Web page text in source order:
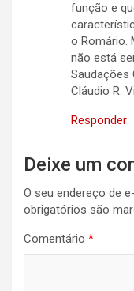
função e
o Romário.
não está
Saudações
Cláudio R.
Responder
Deixe um
O seu endereço de
obrigatórios são
Comentário *